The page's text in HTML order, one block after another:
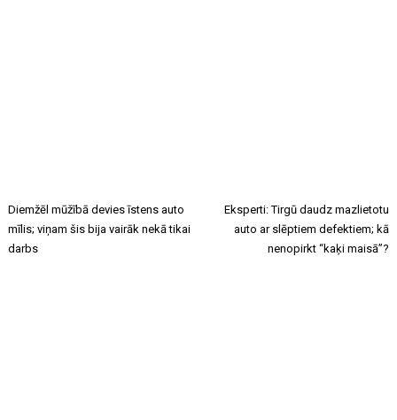
Diemžēl mūžībā devies īstens auto
mīlis; viņam šis bija vairāk nekā tikai
darbs
Eksperti: Tirgū daudz mazlietotu
auto ar slēptiem defektiem; kā
nenopirkt “kaķi maisā”?